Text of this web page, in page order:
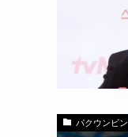
パクウンビン